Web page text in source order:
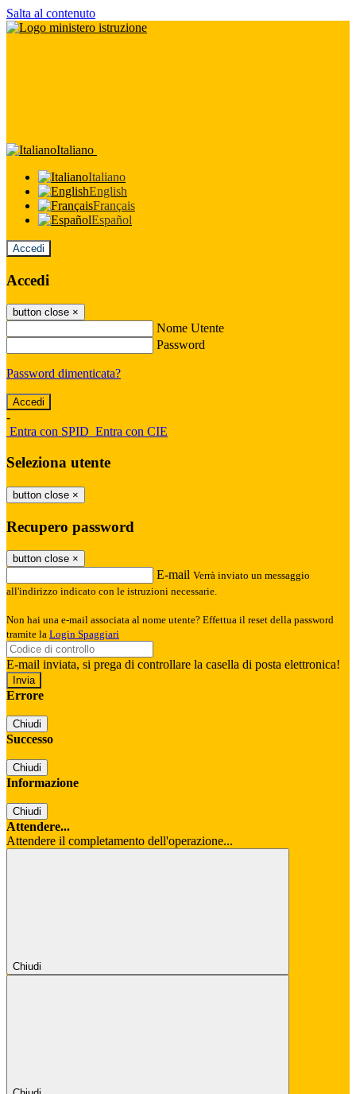
Salta al contenuto
Italiano
Italiano
English
Français
Español
Accedi
Accedi
button close ×
Nome Utente
Password
Password dimenticata?
-
Entra con SPID Entra con CIE
Seleziona utente
button close ×
Recupero password
button close ×
E-mail Verrà inviato un messaggio
all'indirizzo indicato con le istruzioni necessarie.
Non hai una e-mail associata al nome utente? Effettua il reset della password
tramite la Login Spaggiari
E-mail inviata, si prega di controllare la casella di posta elettronica!
Errore
Chiudi
Successo
Chiudi
Informazione
Chiudi
Attendere...
Attendere il completamento dell'operazione...
Chiudi